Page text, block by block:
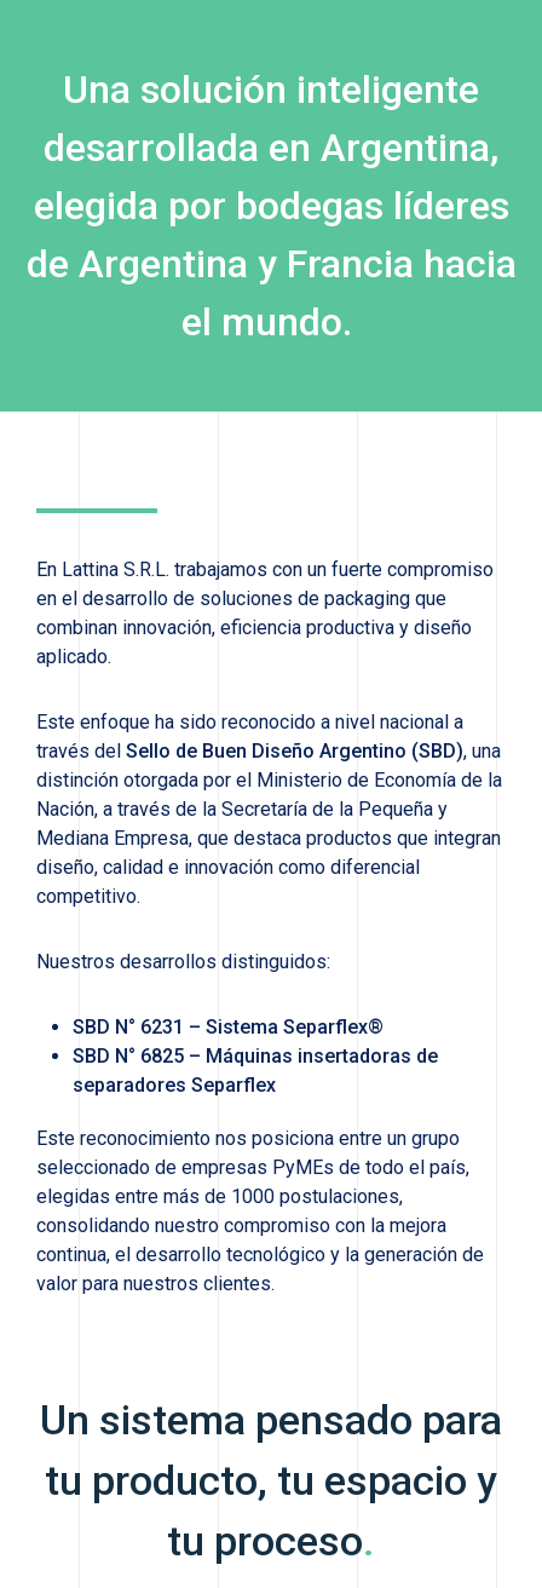
Una solución inteligente
desarrollada en Argentina,
elegida por bodegas líderes
de Argentina y Francia hacia
el mundo.
En Lattina S.R.L. trabajamos con un fuerte compromiso
en el desarrollo de soluciones de packaging que
combinan innovación, eficiencia productiva y diseño
aplicado.
Este enfoque ha sido reconocido a nivel nacional a
través del Sello de Buen Diseño Argentino (SBD), una
distinción otorgada por el Ministerio de Economía de la
Nación, a través de la Secretaría de la Pequeña y
Mediana Empresa, que destaca productos que integran
diseño, calidad e innovación como diferencial
competitivo.
Nuestros desarrollos distinguidos:
SBD N° 6231 – Sistema Separflex®
SBD N° 6825 – Máquinas insertadoras de
separadores Separflex
Este reconocimiento nos posiciona entre un grupo
seleccionado de empresas PyMEs de todo el país,
elegidas entre más de 1000 postulaciones,
consolidando nuestro compromiso con la mejora
continua, el desarrollo tecnológico y la generación de
valor para nuestros clientes.
Un sistema pensado para
tu producto, tu espacio y
tu proceso.